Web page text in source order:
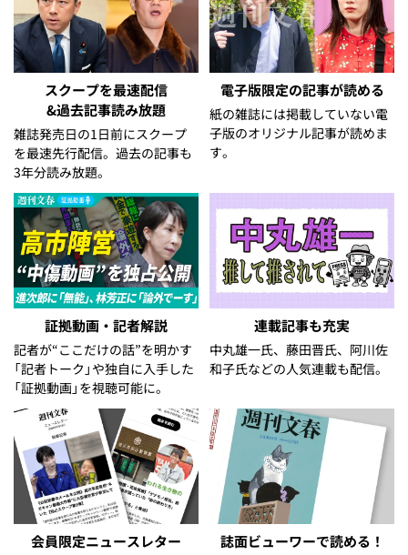
スクープを最速配信
&過去記事読み放題
雑誌発売日の1日前にスクープ
を最速先行配信。過去の記事も
3年分読み放題。
電子版限定の記事が読める
紙の雑誌には掲載していない電
子版のオリジナル記事が読めま
す。
証拠動画・記者解説
記者が“ここだけの話”を明かす
「記者トーク」や独自に入手した
「証拠動画」を視聴可能に。
連載記事も充実
中丸雄一氏、藤田晋氏、阿川佐
和子氏などの人気連載も配信。
会員限定ニュースレター 誌面ビューワーで読める！